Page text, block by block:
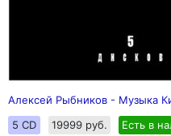
Алексей Рыбников - Музыка
5 CD
19999 руб. Есть в